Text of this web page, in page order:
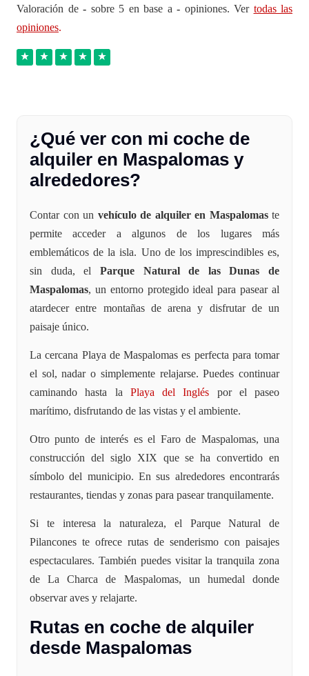
Valoración de - sobre 5 en base a - opiniones. Ver todas las
opiniones.
¿Qué ver con mi coche de
alquiler en Maspalomas y
alrededores?
Contar con un vehículo de alquiler en Maspalomas te
permite acceder a algunos de los lugares más
emblemáticos de la isla. Uno de los imprescindibles es,
sin duda, el Parque Natural de las Dunas de
Maspalomas, un entorno protegido ideal para pasear al
atardecer entre montañas de arena y disfrutar de un
paisaje único.
La cercana Playa de Maspalomas es perfecta para tomar
el sol, nadar o simplemente relajarse. Puedes continuar
caminando hasta la Playa del Inglés por el paseo
marítimo, disfrutando de las vistas y el ambiente.
Otro punto de interés es el Faro de Maspalomas, una
construcción del siglo XIX que se ha convertido en
símbolo del municipio. En sus alrededores encontrarás
restaurantes, tiendas y zonas para pasear tranquilamente.
Si te interesa la naturaleza, el Parque Natural de
Pilancones te ofrece rutas de senderismo con paisajes
espectaculares. También puedes visitar la tranquila zona
de La Charca de Maspalomas, un humedal donde
observar aves y relajarte.
Rutas en coche de alquiler
desde Maspalomas